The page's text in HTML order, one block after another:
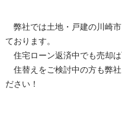
弊社では土地・戸建の川崎
ております。
住宅ローン返済中でも売却は
住替えをご検討中の方も弊
ださい！